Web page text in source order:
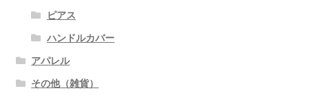
ピアス
ハンドルカバー
アパレル
その他（雑貨）